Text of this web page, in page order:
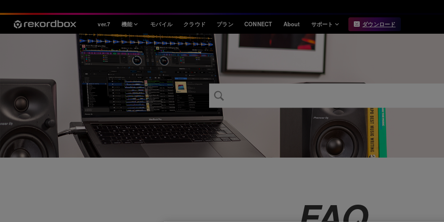
ver.7 機能
スタイル
House / Techno
Open Format
Mobile & Home
プロフェッショナル
モバイル クラウド プラン CONNECT About サポート
インフォメーション
リリースノート
ダウンロード